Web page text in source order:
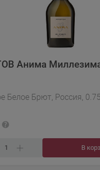
Анима
Белое Брют, Россия,
В